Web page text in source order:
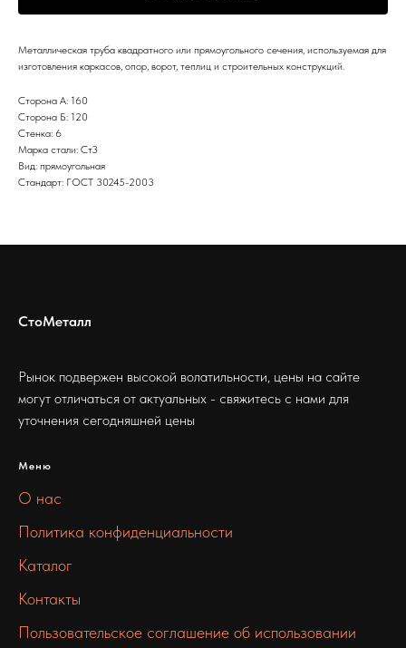
Металлическая труба квадратного или прямоугольного сечения, используемая для
изготовления каркасов, опор, ворот, теплиц и строительных конструкций.
Сторона А: 160
Сторона Б: 120
Стенка: 6
Марка стали: Ст3
Вид: прямоугольная
Стандарт: ГОСТ 30245-2003
СтоМеталл
Рынок подвержен высокой волатильности, цены на сайте
могут отличаться от актуальных - свяжитесь с нами для
уточнения сегодняшней цены
Меню
О нас
Политика конфиденциальности
Каталог
Контакты
Пользовательское соглашение об использовании